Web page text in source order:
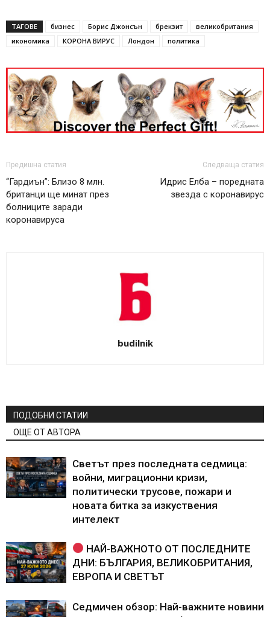
ТАГОВЕ бизнес Борис Джонсън брекзит
великобритания
икономика
КОРОНА ВИРУС Лондон политика
Предишна статия
“Гардиън”: Близо 8 млн.
британци ще минат през
болниците заради
коронавируса
Следваща статия
Идрис Елба – поредната
звезда с коронавирус
budilnik
ПОДОБНИ СТАТИИ
ОЩЕ ОТ АВТОРА
Светът през последната седмица:
войни, миграционни кризи,
политически трусове, пожари и
новата битка за изкуствения
интелект
НАЙ-ВАЖНОТО ОТ ПОСЛЕДНИТЕ
ДНИ: БЪЛГАРИЯ, ВЕЛИКОБРИТАНИЯ,
ЕВРОПА И СВЕТЪТ
Седмичен обзор: Най-важните новини